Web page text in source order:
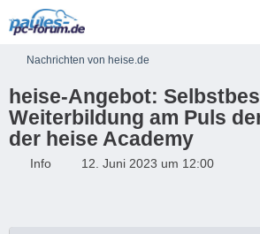
Nachrichten von heise.de
heise-Angebot:
Weiterbildung am Puls
der heise Academy
Info 12. Juni 2023 um 12:00